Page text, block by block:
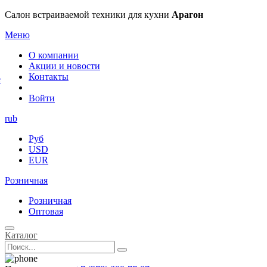
Салон встраиваемой техники для кухни Арагон
Меню
О компании
Акции и новости
Контакты
Войти
rub
Руб
USD
EUR
Розничная
Розничная
Оптовая
Каталог